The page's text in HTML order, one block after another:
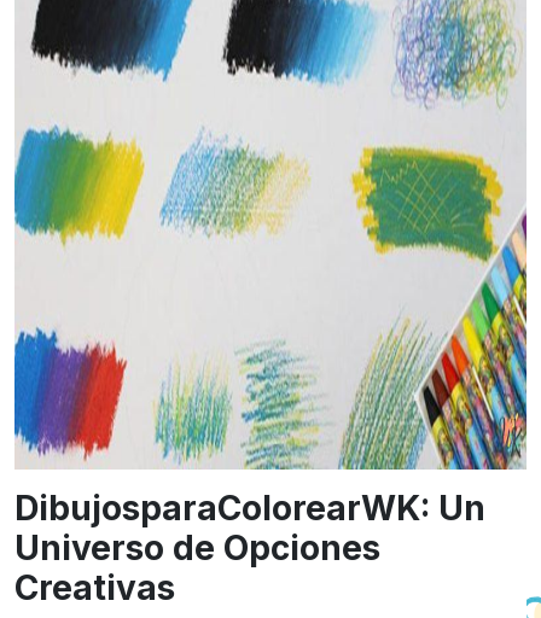
DibujosparaColorearWK: Un
Universo de Opciones
Creativas